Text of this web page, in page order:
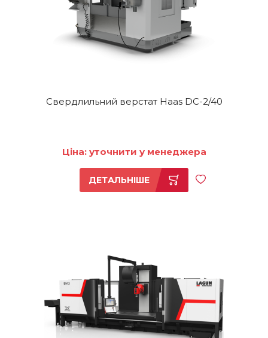
Свердлильний верстат Haas DC-2/40
Ціна: уточнити у менеджера
ДЕТАЛЬНІШЕ